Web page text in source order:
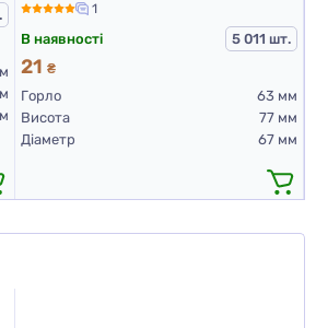
1
В наявності 5 011 шт.
21 ₴
Горло
63 мм
Висота
77 мм
Діаметр
67 мм